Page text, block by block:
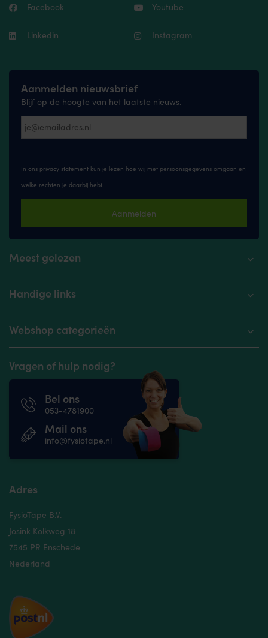
Facebook Youtube
Linkedin Instagram
Aanmelden nieuwsbrief
Blijf op de hoogte van het laatste nieuws.
In ons privacy statement kun je lezen hoe wij met persoonsgegevens omgaan en
welke rechten je daarbij hebt.
Aanmelden
Meest gelezen
Handige links
Webshop categorieën
Vragen of hulp nodig?
Bel ons
053-4781900
Mail ons
info@fysiotape.nl
Adres
FysioTape B.V.
Josink Kolkweg 18
7545 PR Enschede
Nederland